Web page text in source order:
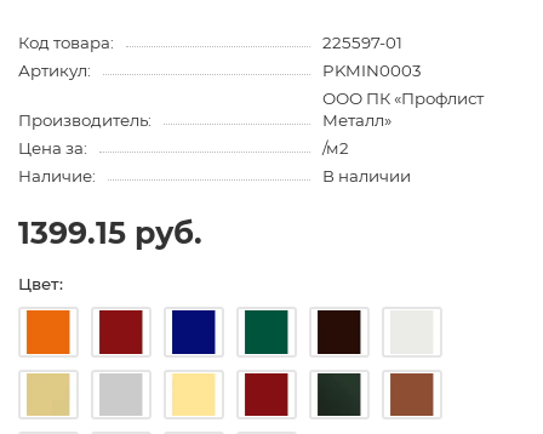
Код товара:
225597-01
Артикул:
PKMIN0003
Производитель:
ООО ПК «Профлист
Металл»
Цена за:
/м2
Наличие:
В наличии
1399.15 руб.
Цвет: